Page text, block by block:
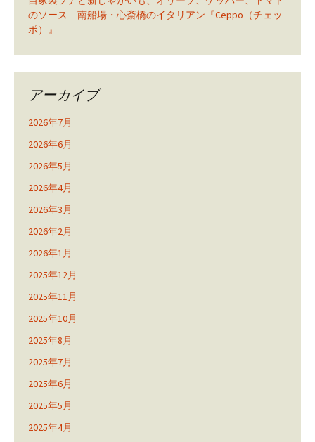
のソース 南船場・心斎橋のイタリアン『Ceppo（チェッ
ポ）』
アーカイブ
2026年7月
2026年6月
2026年5月
2026年4月
2026年3月
2026年2月
2026年1月
2025年12月
2025年11月
2025年10月
2025年8月
2025年7月
2025年6月
2025年5月
2025年4月